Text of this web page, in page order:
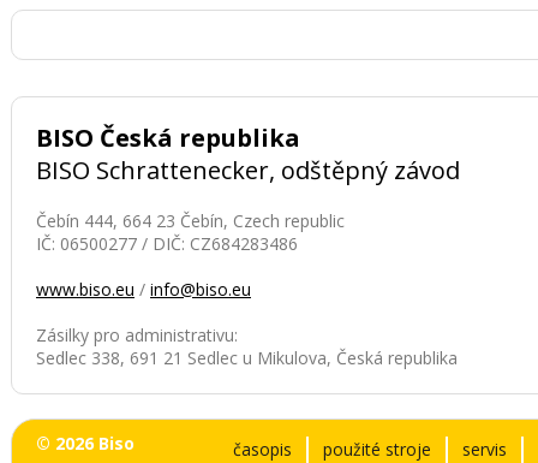
načasování a vhodně
BISO Česká republika
BISO Schrattenecker, odštěpný závod
Čebín 444, 664 23 Čebín, Czech republic
IČ: 06500277 / DIČ: CZ684283486
www.biso.eu / info@biso.eu
Zásilky pro administrativu:
Sedlec 338, 691 21 Sedlec u Mikulova, Česká republika
© 2026 Biso časopis použité stroje servis